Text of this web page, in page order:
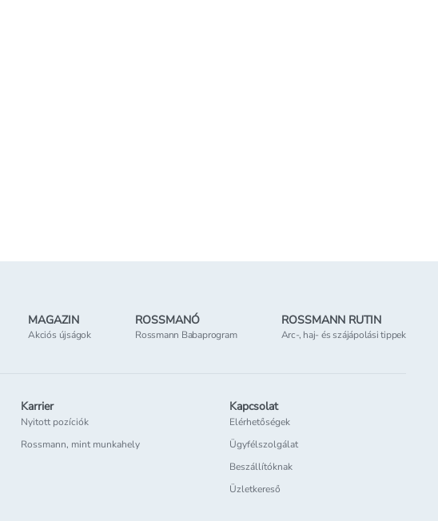
MAGAZIN
Akciós újságok
ROSSMANÓ
Rossmann Babaprogram
ROSSMANN RUTIN
Arc-, haj- és szájápolási tippek
Karrier
Nyitott pozíciók
Rossmann, mint munkahely
Kapcsolat
Elérhetőségek
Ügyfélszolgálat
Beszállítóknak
Üzletkereső